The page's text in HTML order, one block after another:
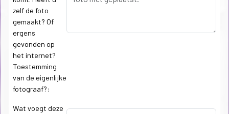
zelf de foto
gemaakt? Of
ergens
gevonden op
het internet?
Toestemming
van de eigenlijke
fotograaf?:
Wat voegt deze